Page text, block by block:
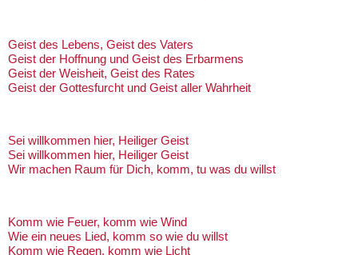
Geist des Lebens, Geist des Vaters
Geist der Hoffnung und Geist des Erbarmens
Geist der Weisheit, Geist des Rates
Geist der Gottesfurcht und Geist aller Wahrheit
Sei willkommen hier, Heiliger Geist
Sei willkommen hier, Heiliger Geist
Wir machen Raum für Dich, komm, tu was du willst
Komm wie Feuer, komm wie Wind
Wie ein neues Lied, komm so wie du willst
Komm wie Regen, komm wie Licht